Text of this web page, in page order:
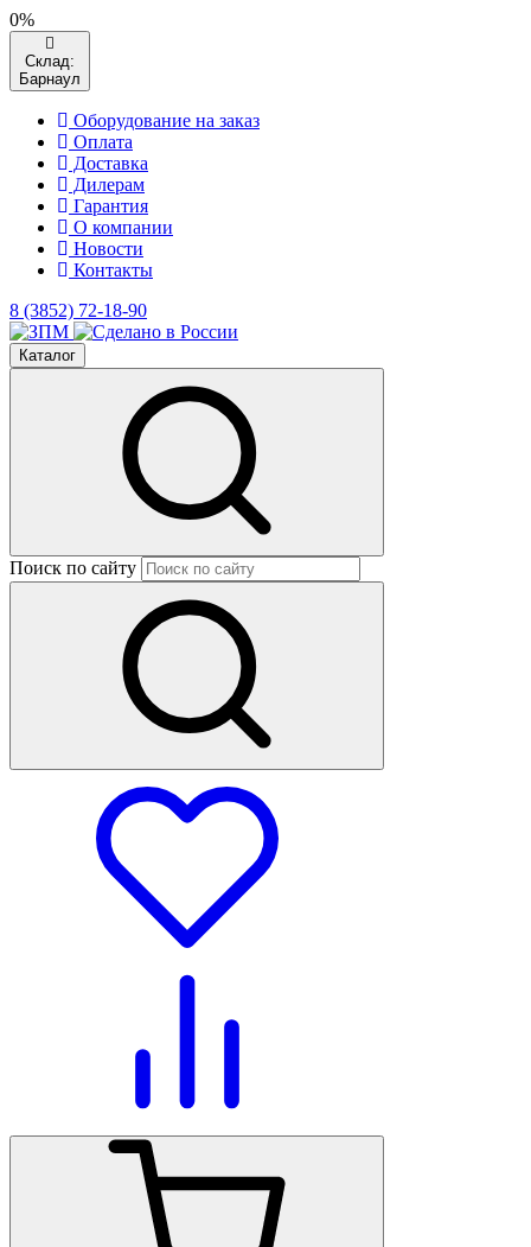
0%
Склад:
Барнаул
Оборудование на заказ
Оплата
Доставка
Дилерам
Гарантия
О компании
Новости
Контакты
8 (3852) 72-18-90
Каталог
Поиск по сайту